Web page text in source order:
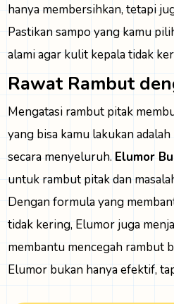
hanya membersihkan, tetapi
Pastikan sampo yang kamu
alami agar kulit kepala tidak
Rawat Rambut
Mengatasi rambut pitak
yang bisa kamu lakukan
secara menyeluruh. Elumor
untuk rambut pitak dan
Dengan formula yang
tidak kering, Elumor juga
membantu mencegah rambut
Elumor bukan hanya efektif,